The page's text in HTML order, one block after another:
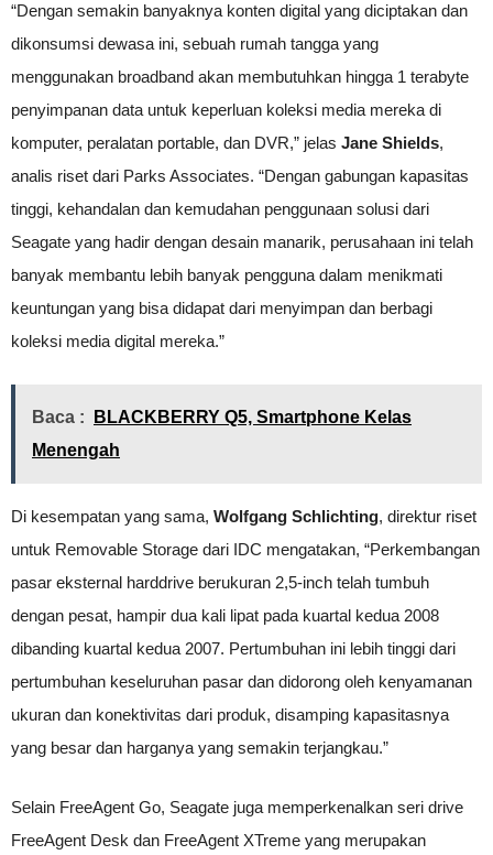
“Dengan semakin banyaknya konten digital yang diciptakan dan
dikonsumsi dewasa ini, sebuah rumah tangga yang
menggunakan broadband akan membutuhkan hingga 1 terabyte
penyimpanan data untuk keperluan koleksi media mereka di
komputer, peralatan portable, dan DVR,” jelas Jane Shields,
analis riset dari Parks Associates. “Dengan gabungan kapasitas
tinggi, kehandalan dan kemudahan penggunaan solusi dari
Seagate yang hadir dengan desain manarik, perusahaan ini telah
banyak membantu lebih banyak pengguna dalam menikmati
keuntungan yang bisa didapat dari menyimpan dan berbagi
koleksi media digital mereka.”
Baca :
BLACKBERRY Q5, Smartphone Kelas
Menengah
Di kesempatan yang sama, Wolfgang Schlichting, direktur riset
untuk Removable Storage dari IDC mengatakan, “Perkembangan
pasar eksternal harddrive berukuran 2,5-inch telah tumbuh
dengan pesat, hampir dua kali lipat pada kuartal kedua 2008
dibanding kuartal kedua 2007. Pertumbuhan ini lebih tinggi dari
pertumbuhan keseluruhan pasar dan didorong oleh kenyamanan
ukuran dan konektivitas dari produk, disamping kapasitasnya
yang besar dan harganya yang semakin terjangkau.”
Selain FreeAgent Go, Seagate juga memperkenalkan seri drive
FreeAgent Desk dan FreeAgent XTreme yang merupakan